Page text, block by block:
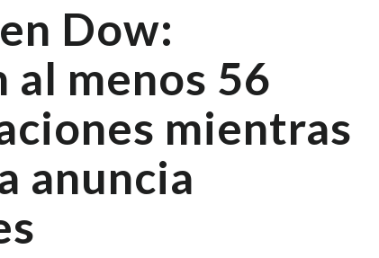
Dow:
al menos 56
mientras
anuncia